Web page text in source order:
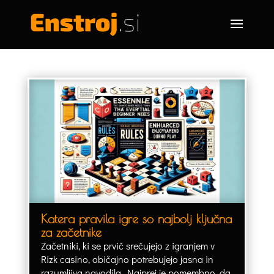
Katera pravila igre so najbolj ključna
za začetnike
Začetniki, ki se prvič srečujejo z igranjem v
Rizk casino, običajno potrebujejo jasna in